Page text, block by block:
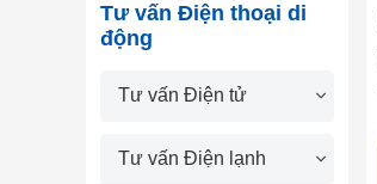
Tư vấn Điện thoại di
động
Tư vấn Điện tử
Tư vấn Điện lạnh